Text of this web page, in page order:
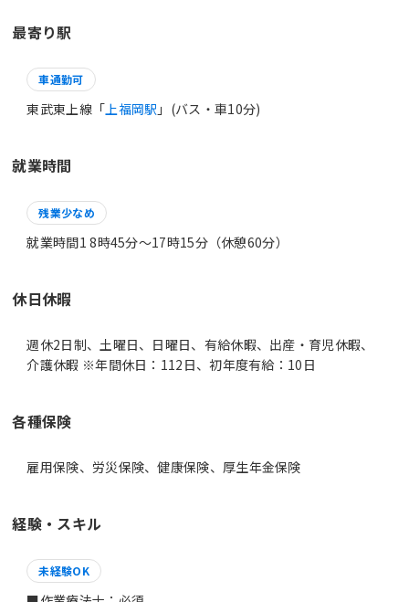
最寄り駅
車通勤可
東武東上線「 上福岡駅 」(バス・車10分)
就業時間
残業少なめ
就業時間1 8時45分〜17時15分（休憩60分）
休日休暇
週休2日制、土曜日、日曜日、有給休暇、出産・育児休暇、
介護休暇 ※年間休日：112日、初年度有給：10日
各種保険
雇用保険、労災保険、健康保険、厚生年金保険
経験・スキル
未経験OK